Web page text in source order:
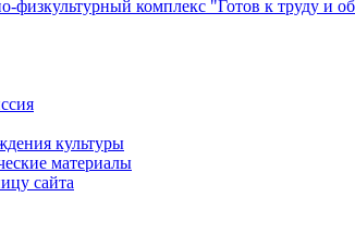
физкультурный комплекс "Готов к труду и
культуры
материалы
сайта